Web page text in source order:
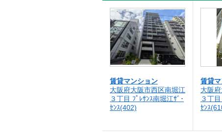
賃貸マンション
大阪府大阪市西区南堀江
３丁目 ﾌﾟﾚｻﾝｽ南堀江ｻﾞ･
ｾﾝｽ(402)
賃貸
大阪
３丁
ｾﾝｽ